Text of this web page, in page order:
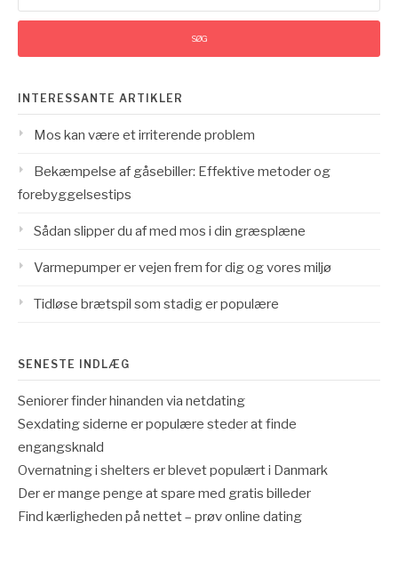
INTERESSANTE ARTIKLER
Mos kan være et irriterende problem
Bekæmpelse af gåsebiller: Effektive metoder og
forebyggelsestips
Sådan slipper du af med mos i din græsplæne
Varmepumper er vejen frem for dig og vores miljø
Tidløse brætspil som stadig er populære
SENESTE INDLÆG
Seniorer finder hinanden via netdating
Sexdating siderne er populære steder at finde
engangsknald
Overnatning i shelters er blevet populært i Danmark
Der er mange penge at spare med gratis billeder
Find kærligheden på nettet – prøv online dating